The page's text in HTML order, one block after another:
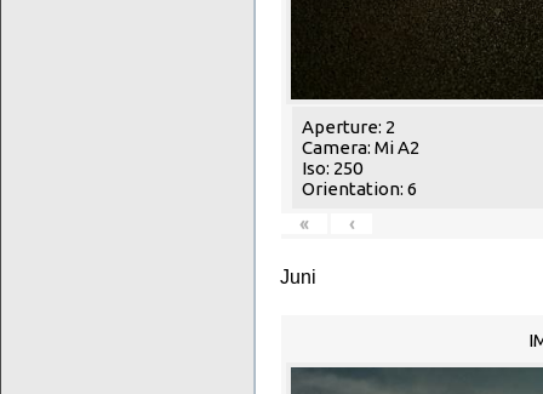
Aperture: 2
Camera: Mi A2
Iso: 250
Orientation: 6
«
‹
Juni